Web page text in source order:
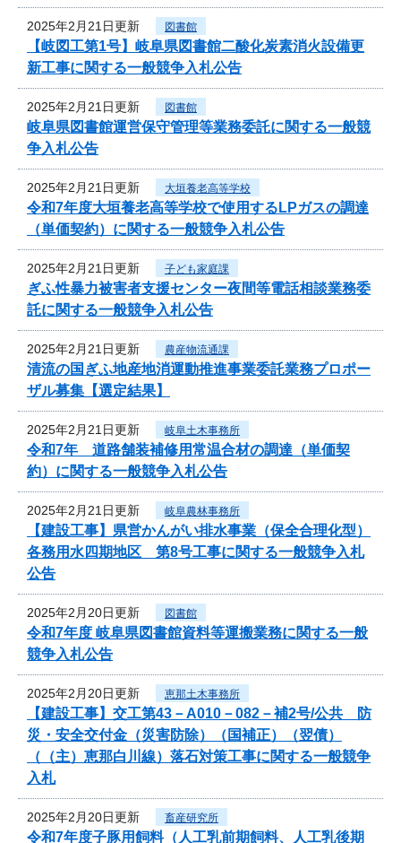
2025年2月21日更新 図書館
【岐図工第1号】岐阜県図書館二酸化炭素消火設備更
新工事に関する一般競争入札公告
2025年2月21日更新 図書館
岐阜県図書館運営保守管理等業務委託に関する一般競
争入札公告
2025年2月21日更新 大垣養老高等学校
令和7年度大垣養老高等学校で使用するLPガスの調達
（単価契約）に関する一般競争入札公告
2025年2月21日更新 子ども家庭課
ぎふ性暴力被害者支援センター夜間等電話相談業務委
託に関する一般競争入札公告
2025年2月21日更新 農産物流通課
清流の国ぎふ地産地消運動推進事業委託業務プロポー
ザル募集【選定結果】
2025年2月21日更新 岐阜土木事務所
令和7年 道路舗装補修用常温合材の調達（単価契
約）に関する一般競争入札公告
2025年2月21日更新 岐阜農林事務所
【建設工事】県営かんがい排水事業（保全合理化型）
各務用水四期地区 第8号工事に関する一般競争入札
公告
2025年2月20日更新 図書館
令和7年度 岐阜県図書館資料等運搬業務に関する一般
競争入札公告
2025年2月20日更新 恵那土木事務所
【建設工事】交工第43－A010－082－補2号/公共 防
災・安全交付金（災害防除）（国補正）（翌債）
（（主）恵那白川線）落石対策工事に関する一般競争
入札
2025年2月20日更新 畜産研究所
令和7年度子豚用飼料（人工乳前期飼料、人工乳後期